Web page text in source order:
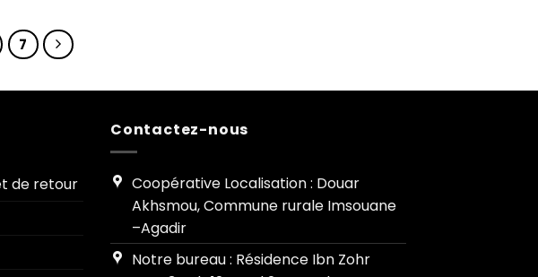
7
de retour
Contactez-nous
Coopérative Localisation : Douar
Akhsmou, Commune rurale Imsouane
–Agadir
Notre bureau : Résidence Ibn Zohr